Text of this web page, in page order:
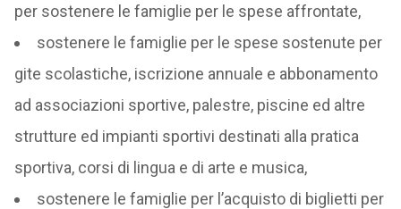
per sostenere le famiglie per le spese affrontate,
sostenere le famiglie per le spese sostenute per
gite scolastiche, iscrizione annuale e abbonamento
ad associazioni sportive, palestre, piscine ed altre
strutture ed impianti sportivi destinati alla pratica
sportiva, corsi di lingua e di arte e musica,
sostenere le famiglie per l’acquisto di biglietti per